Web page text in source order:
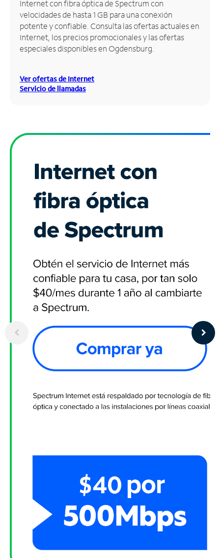
cuenta
Encuentra
una
tienda
Internet con fibra óptica de Spectrum con
velocidades de hasta 1 GB para una conexión
potente y confiable. Consulta las ofertas actuales en
Internet, los precios promocionales y las ofertas
especiales disponibles en Ogdensburg.
Ver ofertas de Internet
Servicio de llamadas